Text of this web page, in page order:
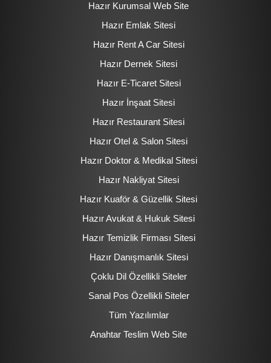
Hazır Kurumsal Web Site
Hazır Emlak Sitesi
Hazır Rent A Car Sitesi
Hazır Dernek Sitesi
Hazır E-Ticaret Sitesi
Hazır İnşaat Sitesi
Hazır Restaurant Sitesi
Hazır Otel & Salon Sitesi
Hazır Doktor & Medikal Sitesi
Hazır Nakliyat Sitesi
Hazır Kuaför & Güzellik Sitesi
Hazır Avukat & Hukuk Sitesi
Hazır Temizlik Firması Sitesi
Hazır Danışmanlık Sitesi
Çoklu Dil Özellikli Siteler
Sanal Pos Özellikli Siteler
Tüm Yazılımlar
Anahtar Teslim Web Site